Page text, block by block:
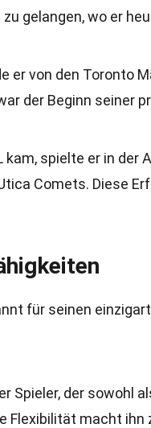
gelangen, wo er
er von den Toronto
der Beginn seiner
kam, spielte er in
Comets. Diese
für seinen
Spieler, der sowohl
Flexibilität macht